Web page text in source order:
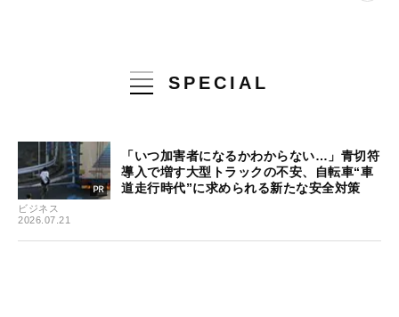
SPECIAL
ビジネス
2026.07.21
「いつ加害者になるかわからない…」青切符
導入で増す大型トラックの不安、自転車“車
道走行時代”に求められる新たな安全対策